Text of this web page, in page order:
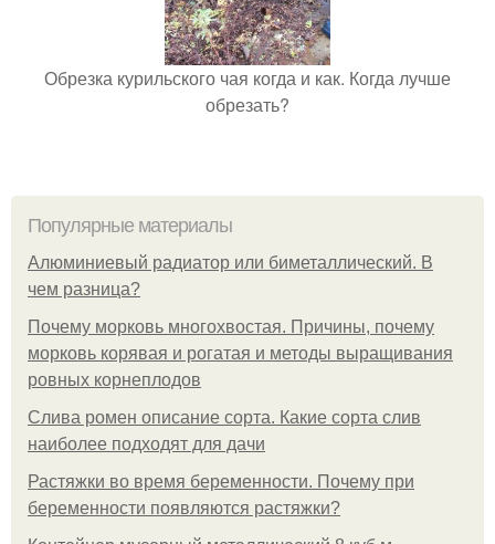
Обрезка курильского чая когда и как. Когда лучше
обрезать?
Популярные материалы
Алюминиевый радиатор или биметаллический. В
чем разница?
Почему морковь многохвостая. Причины, почему
морковь корявая и рогатая и методы выращивания
ровных корнеплодов
Слива ромен описание сорта. Какие сорта слив
наиболее подходят для дачи
Растяжки во время беременности. Почему при
беременности появляются растяжки?